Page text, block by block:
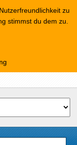
zu
stimmst du dem zu.